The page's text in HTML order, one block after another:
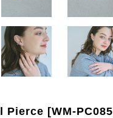
Pierce [WM-